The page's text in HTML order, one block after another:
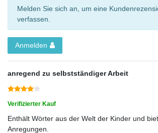
Melden Sie sich an, um eine
verfassen.
Anmelden
anregend zu selbstständiger Arbeit
Verifizierter Kauf
Enthält Wörter aus der Welt der Kinder und
Anregungen.